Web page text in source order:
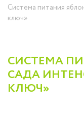
Система питания
ключ»
СИСТЕМА
САДА
КЛЮЧ»